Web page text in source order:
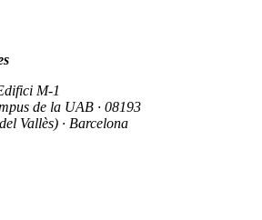
M-1
de la UAB · 08193
Vallès) · Barcelona